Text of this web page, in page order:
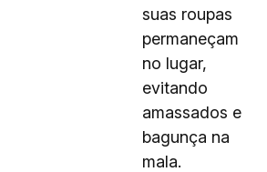
suas roupas
permaneçam
no lugar,
evitando
amassados e
bagunça na
mala.